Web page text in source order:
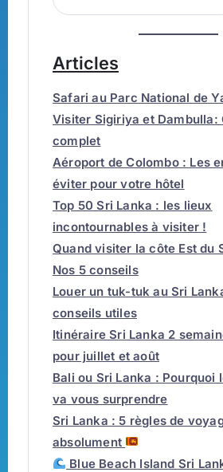
Articles
Safari au Parc National de
Visiter Sigiriya et Dambulla:
complet
Aéroport de Colombo : Les
éviter pour votre hôtel
Top 50 Sri Lanka : les lieux
incontournables à visiter !
Quand visiter la côte Est du
Nos 5 conseils
Louer un tuk-tuk au Sri
conseils utiles
Itinéraire Sri Lanka 2
pour juillet et août
Bali ou Sri Lanka : Pourquoi
va vous surprendre
Sri Lanka : 5 règles de
absolument
Blue Beach Island Sri